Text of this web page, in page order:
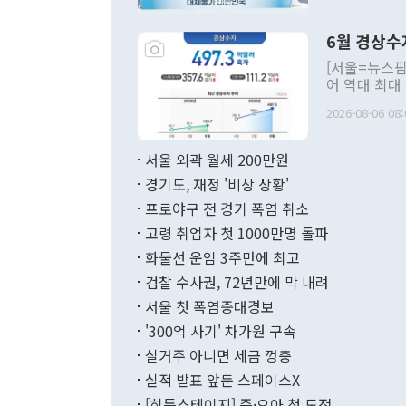
주의적 희망
관의 대북
관 부처 장
관의 무리한
다. [정동영 통일부 장관이 지난달 23일 오후 서울 종로구 정부서울청사에
무너졌다고
함께 4자 대
6월 경상
[서울=뉴스
어 역대 최
료=한국은행] 한국은행이 6일 발표한 '2026년 6월 국제수지(잠정)'
며 월간 기
196.9% 급
수출은
기록했지만
2026-08-06
서울 외곽 월세 200만원
경기도, 재정 '비상 상황'
프로야구 전 경기 폭염 취소
고령 취업자 첫 1000만명 돌파
화물선 운임 3주만에 최고
검찰 수사권, 72년만에 막 내려
서울 첫 폭염중대경보
'300억 사기' 차가원 구속
실거주 아니면 세금 껑충
실적 발표 앞둔 스페이스X